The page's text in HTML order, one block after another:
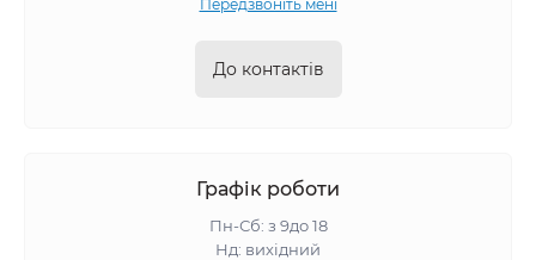
Передзвоніть мені
До контактів
Графік роботи
Пн-Сб: з 9до 18
Нд: вихідний